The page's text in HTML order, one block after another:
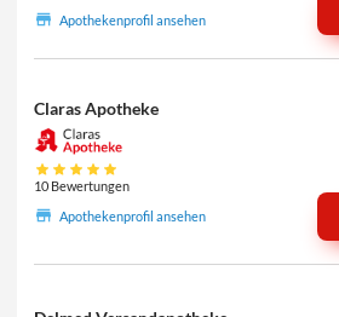
Apothekenprofil ansehen
Claras Apotheke
10 Bewertungen
Apothekenprofil ansehen